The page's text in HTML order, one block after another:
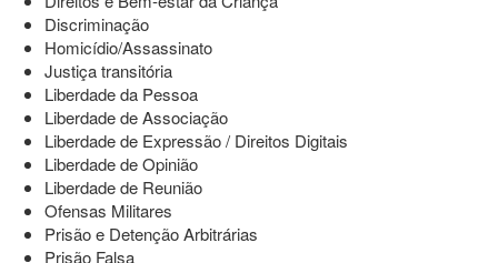
Discriminação
Homicídio/Assassinato
Justiça transitória
Liberdade da Pessoa
Liberdade de Associação
Liberdade de Expressão / Direitos Digitais
Liberdade de Opinião
Liberdade de Reunião
Ofensas Militares
Prisão e Detenção Arbitrárias
Prisão Falsa